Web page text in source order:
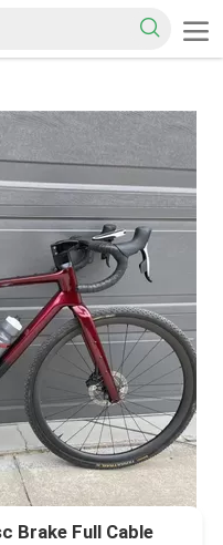
Brake Full Cable